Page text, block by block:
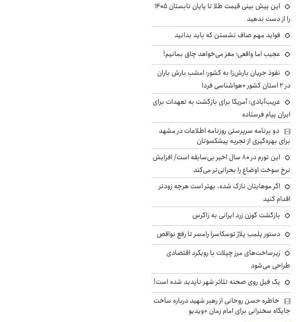
این پیش بینی قیمت طلا تا پایان تابستان ۱۴۰۵
را از دست ندهید
فواید مهم صاف نشستن که باید بدانید
عجیب اما واقعی؛ مغز می‌خواهد چاق بمانیم!
نفوذ جریان بارش‌زا به کشور؛ امشب بارش باران
در ۲ استان کشور +هواشناسی فردا
غریب‌آبادی: آمریکا برای بازگشت به تعهدات برای
ایران پیام فرستاده
دو برنامه سرپرستی روزنامه اطلاعات در مشهد
برای بهره‌گیری از تجربه پیشکسوتان
این تورم در ۸۰ سال اخیر بی‌سابقه است/ افزایش
نرخ سوخت اوضاع را بحرانی‌تر می‌کند
اگر موهایتان نازک شده، بهتر است هرچه زودتر
اقدام کنید
بازگشت گوزن زرد ایرانی به زاگرس
دستور پلمب پلاژ توسکاسرا رامسر تا رفع نواقص
زیرساخت‌های مرز چیلات با رویکرد اقتصادی
طراحی می‌شود
یک فیل روی صحنه تئاتر شهر ناپدید شده است!
خاطره حسن روحانی از رهبر شهید درباره ساخت
جایگاه سخنرانی برای امام زمان +ویدیو